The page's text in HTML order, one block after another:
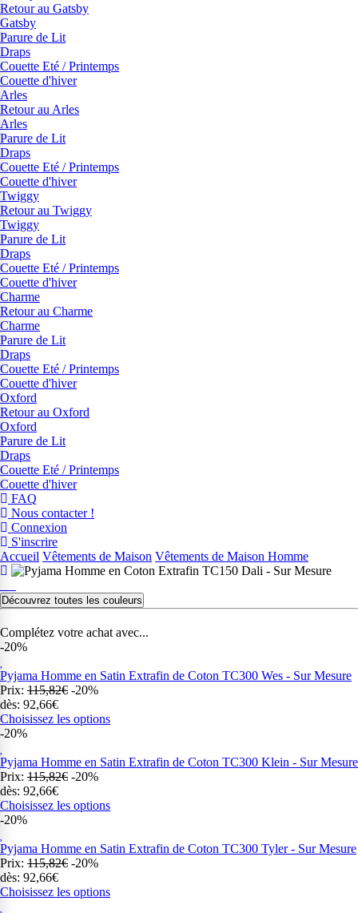
Retour au Gatsby
Gatsby
Parure de Lit
Draps
Couette Eté / Printemps
Couette d'hiver
Arles
Retour au Arles
Arles
Parure de Lit
Draps
Couette Eté / Printemps
Couette d'hiver
Twiggy
Retour au Twiggy
Twiggy
Parure de Lit
Draps
Couette Eté / Printemps
Couette d'hiver
Charme
Retour au Charme
Charme
Parure de Lit
Draps
Couette Eté / Printemps
Couette d'hiver
Oxford
Retour au Oxford
Oxford
Parure de Lit
Draps
Couette Eté / Printemps
Couette d'hiver
FAQ
Nous contacter !
Connexion
S'inscrire
Accueil Vêtements de Maison Vêtements de Maison Homme
Découvrez toutes les couleurs
Complétez votre achat avec...
-20%
Pyjama Homme en Satin Extrafin de Coton TC300 Wes - Sur Mesure
Prix: 115,82€ -20%
dès: 92,66€
Choisissez les options
-20%
Pyjama Homme en Satin Extrafin de Coton TC300 Klein - Sur Mesure
Prix: 115,82€ -20%
dès: 92,66€
Choisissez les options
-20%
Pyjama Homme en Satin Extrafin de Coton TC300 Tyler - Sur Mesure
Prix: 115,82€ -20%
dès: 92,66€
Choisissez les options